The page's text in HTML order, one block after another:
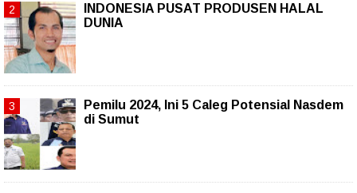
INDONESIA PUSAT PRODUSEN HALAL
DUNIA
Pemilu 2024, Ini 5 Caleg Potensial Nasdem
di Sumut